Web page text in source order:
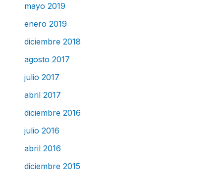
mayo 2019
enero 2019
diciembre 2018
agosto 2017
julio 2017
abril 2017
diciembre 2016
julio 2016
abril 2016
diciembre 2015